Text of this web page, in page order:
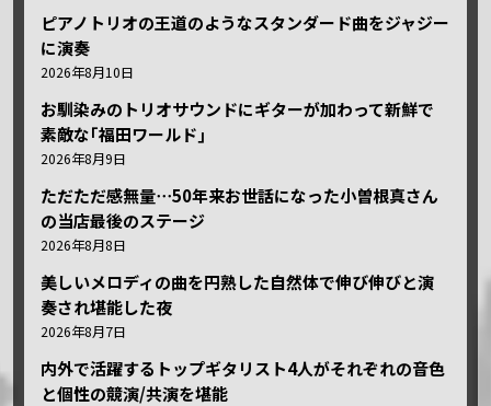
ピアノトリオの王道のようなスタンダード曲をジャジー
に演奏
2026年8月10日
お馴染みのトリオサウンドにギターが加わって新鮮で
素敵な｢福田ワールド｣
2026年8月9日
ただただ感無量⋯50年来お世話になった小曽根真さん
の当店最後のステージ
2026年8月8日
美しいメロディの曲を円熟した自然体で伸び伸びと演
奏され堪能した夜
2026年8月7日
内外で活躍するトップギタリスト4人がそれぞれの音色
と個性の競演/共演を堪能